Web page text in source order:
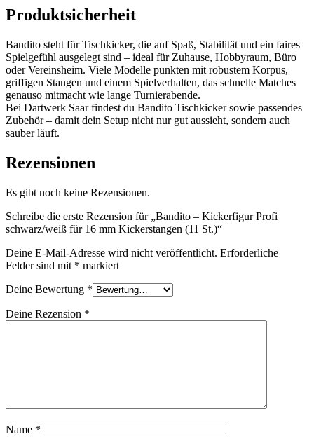
Produktsicherheit
Bandito steht für Tischkicker, die auf Spaß, Stabilität und ein faires
Spielgefühl ausgelegt sind – ideal für Zuhause, Hobbyraum, Büro
oder Vereinsheim. Viele Modelle punkten mit robustem Korpus,
griffigen Stangen und einem Spielverhalten, das schnelle Matches
genauso mitmacht wie lange Turnierabende.
Bei Dartwerk Saar findest du Bandito Tischkicker sowie passendes
Zubehör – damit dein Setup nicht nur gut aussieht, sondern auch
sauber läuft.
Rezensionen
Es gibt noch keine Rezensionen.
Schreibe die erste Rezension für „Bandito – Kickerfigur Profi
schwarz/weiß für 16 mm Kickerstangen (11 St.)“
Deine E-Mail-Adresse wird nicht veröffentlicht. Erforderliche
Felder sind mit * markiert
Deine Bewertung *
Deine Rezension *
Name *